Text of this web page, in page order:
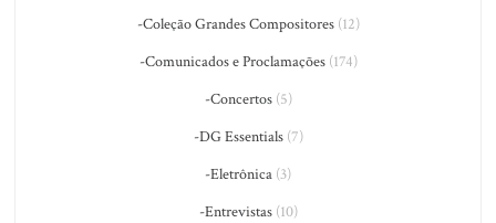
-Coleção Grandes Compositores(12)
-Comunicados e Proclamações(174)
-Concertos(5)
-DG Essentials(7)
-Eletrônica (3)
-Entrevistas(10)